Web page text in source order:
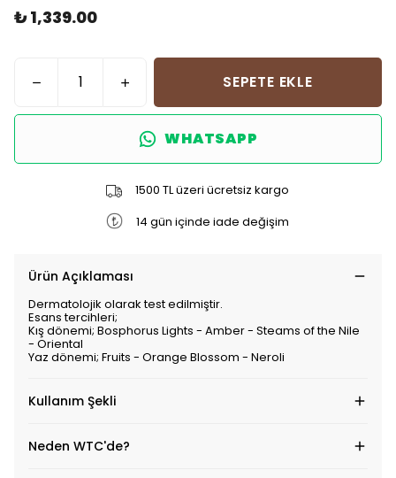
₺ 1,339.00
SEPETE EKLE
WHATSAPP
1500 TL üzeri ücretsiz kargo
14 gün içinde iade değişim
Ürün Açıklaması
Dermatolojik olarak test edilmiştir.
Esans tercihleri;
Kış dönemi; Bosphorus Lights - Amber - Steams of the Nile
- Oriental
Yaz dönemi; Fruits - Orange Blossom - Neroli
Kullanım Şekli
Neden WTC'de?